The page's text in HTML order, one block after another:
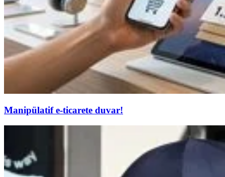
Manipülatif e-ticarete duvar!